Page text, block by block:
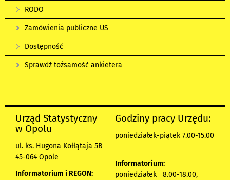
RODO
Zamówienia publiczne US
Dostępność
Sprawdź tożsamość ankietera
Urząd Statystyczny
w Opolu
ul. ks. Hugona Kołłątaja 5B
45-064 Opole
Informatorium i REGON:
Godziny pracy Urzędu:
poniedziałek-piątek 7.00-15.00
Informatorium:
poniedziałek 8.00-18.00,